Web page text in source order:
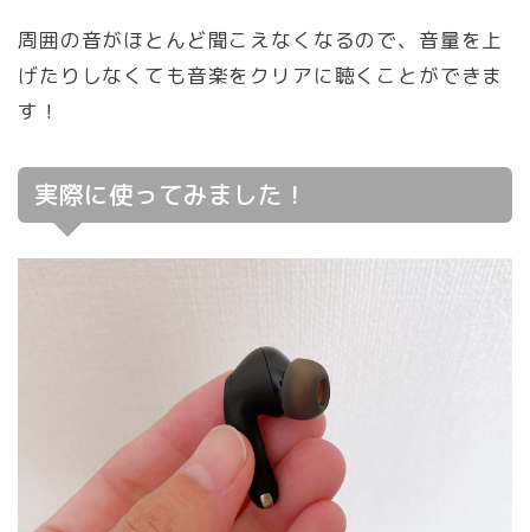
周囲の音がほとんど聞こえなくなるので、音量を上
げたりしなくても音楽をクリアに聴くことができま
す！
実際に使ってみました！